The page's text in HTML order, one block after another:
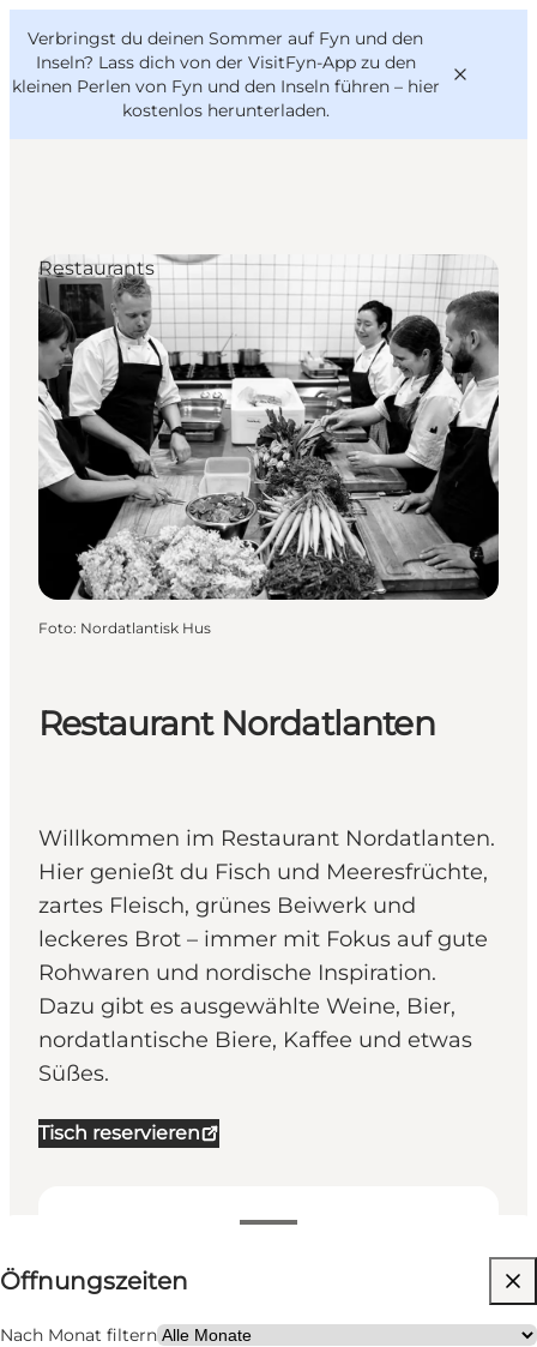
Verbringst du deinen Sommer auf Fyn und den
Inseln? Lass dich von der VisitFyn-App zu den
kleinen Perlen von Fyn und den Inseln führen – hier
kostenlos herunterladen.
Reise Ideen
Outdoor & bike
Essen & trinken
Übernachtung
VisitFyn
Deutsch
Restaurant Nordatlanten
Willkommen im Restaurant Nordatlanten.
Hier genießt du Fisch und Meeresfrüchte,
zartes Fleisch, grünes Beiwerk und
leckeres Brot – immer mit Fokus auf gute
Rohwaren und nordische Inspiration.
Dazu gibt es ausgewählte Weine, Bier,
nordatlantische Biere, Kaffee und etwas
Süßes.
Tisch reservieren
Öffnungszeiten anzeigen
Öffnungszeiten
Nach Monat filtern
Website besuchen
Mein Partner, Freunde
Restaurants
Foto: Nordatlantisk Hus